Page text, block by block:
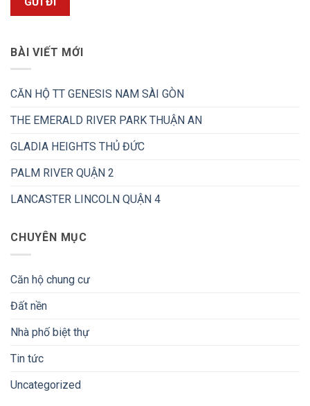
BÀI VIẾT MỚI
CĂN HỘ TT GENESIS NAM SÀI GÒN
THE EMERALD RIVER PARK THUẬN AN
GLADIA HEIGHTS THỦ ĐỨC
PALM RIVER QUẬN 2
LANCASTER LINCOLN QUẬN 4
CHUYÊN MỤC
Căn hộ chung cư
Đất nền
Nhà phố biệt thự
Tin tức
Uncategorized